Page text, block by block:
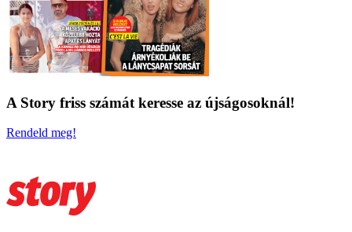
A Story friss számát keresse az újságosoknál!
Rendeld meg!